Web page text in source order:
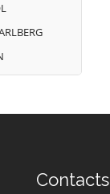
Contacts